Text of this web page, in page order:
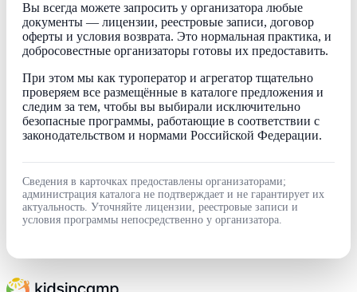
Вы всегда можете запросить у организатора любые
документы — лицензии, реестровые записи, договор
оферты и условия возврата. Это нормальная практика, и
добросовестные организаторы готовы их предоставить.
При этом мы как туроператор и агрегатор тщательно
проверяем все размещённые в каталоге предложения и
следим за тем, чтобы вы выбирали исключительно
безопасные программы, работающие в соответствии с
законодательством и нормами Российской Федерации.
Сведения в карточках предоставлены организаторами;
администрация каталога не подтверждает и не гарантирует их
актуальность. Уточняйте лицензии, реестровые записи и
условия программы непосредственно у организатора.